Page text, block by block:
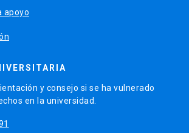
apoyo
y consejo si se ha vulnerado
en la universidad.